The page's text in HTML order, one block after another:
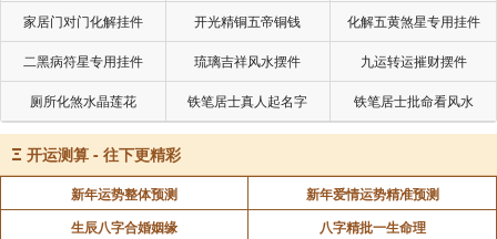
家居门对门化解挂件 开光精铜五帝铜钱 化解五黄煞星专用挂件
二黑病符星专用挂件 琉璃吉祥风水摆件 九运转运摧财摆件
厕所化煞水晶莲花 铁笔居士真人起名字 铁笔居士批命看风水
Ξ 开运测算 - 往下更精彩
新年运势整体预测
新年爱情运势精准预测
生辰八字合婚姻缘
八字精批一生命理